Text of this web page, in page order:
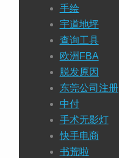
手绘
宇道地坪
查询工具
欧洲FBA
脱发原因
东莞公司注册
中付
手术无影灯
快手电商
书荒啦